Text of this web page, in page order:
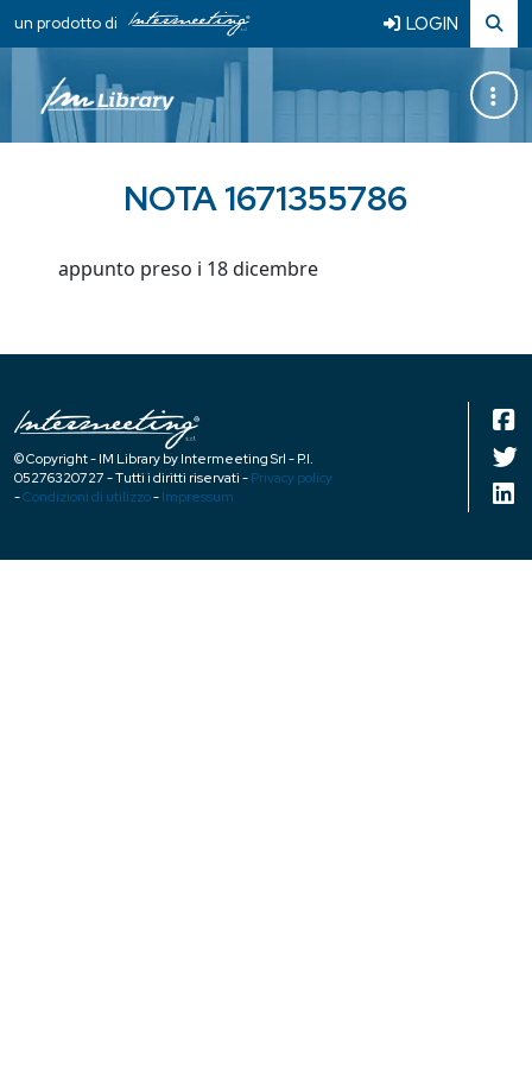
un prodotto di LOGIN
NOTA 1671355786
appunto preso i 18 dicembre
© Copyright - IM Library by Intermeeting Srl - P.I.
05276320727 - Tutti i diritti riservati - Privacy policy
-Condizioni di utilizzo- Impressum